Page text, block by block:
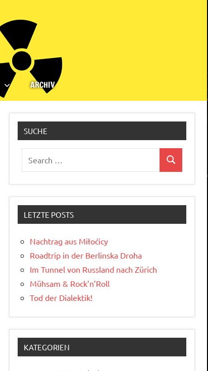
ARCHIV
SUCHE
for:
Search
LETZTE POSTS
Nachtrag aus Miłoćicy
Roadtrip in der Berlinska Droha
Im Tunnel von Russland nach Zürich
Mühsam & Rock’n’Roll
Tod der Dialektik!
KATEGORIEN